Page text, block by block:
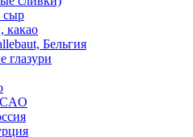
сыр
какао
Бельгия
глазури